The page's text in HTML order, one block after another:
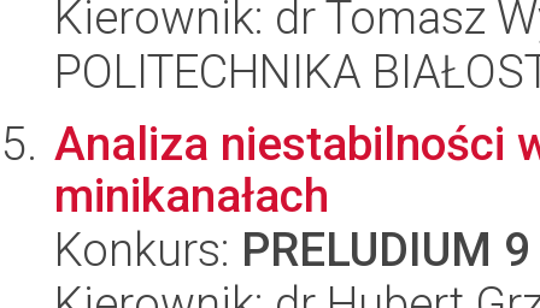
Kierownik: dr Tomasz
POLITECHNIKA
Analiza niestabilności
minikanałach
Konkurs: PRELUDIUM 9